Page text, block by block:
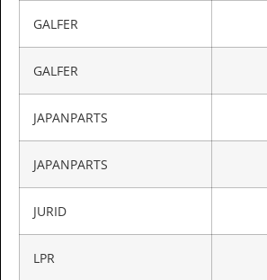
GALFER
GALFER
JAPANPARTS
JAPANPARTS
JURID
LPR